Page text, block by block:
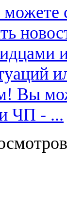
Вы
ЧП - ...